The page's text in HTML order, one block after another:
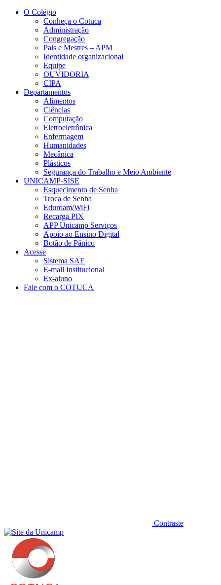
Conteúdo principal
O Colégio
Conheça o Cotuca
Administração
Congregação
Pais e Mestres – APM
Identidade organizacional
Equipe
OUVIDORIA
CIPA
Departamentos
Alimentos
Ciências
Computação
Eletroeletrônica
Enfermagem
Humanidades
Mecânica
Plásticos
Segurança do Trabalho e Meio Ambiente
UNICAMP-SISE
Esquecimento de Senha
Troca de Senha
Eduroam/WiFi
Recarga PIX
APP Unicamp Serviços
Apoio ao Ensino Digital
Botão de Pânico
Acesse
Sistema SAE
E-mail Institucional
Ex-aluno
Fale com o COTUCA
Contraste